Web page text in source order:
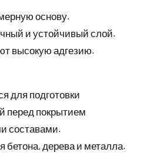
основу.
и устойчивый слой.
высокую адгезию.
для подготовки
перед покрытием
составами.
бетона, дерева и металла.